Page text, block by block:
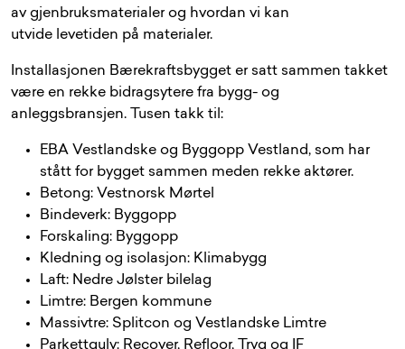
av gjenbruksmaterialer og hvordan vi kan
utvide levetiden på materialer.
Installasjonen Bærekraftsbygget er satt sammen takket
være en rekke bidragsytere fra bygg- og
anleggsbransjen. Tusen takk til:
EBA Vestlandske og Byggopp Vestland, som har
stått for bygget sammen meden rekke aktører.
Betong: Vestnorsk Mørtel
Bindeverk: Byggopp
Forskaling: Byggopp
Kledning og isolasjon: Klimabygg
Laft: Nedre Jølster bilelag
Limtre: Bergen kommune
Massivtre: Splitcon og Vestlandske Limtre
Parkettgulv: Recover, Refloor, Tryg og IF